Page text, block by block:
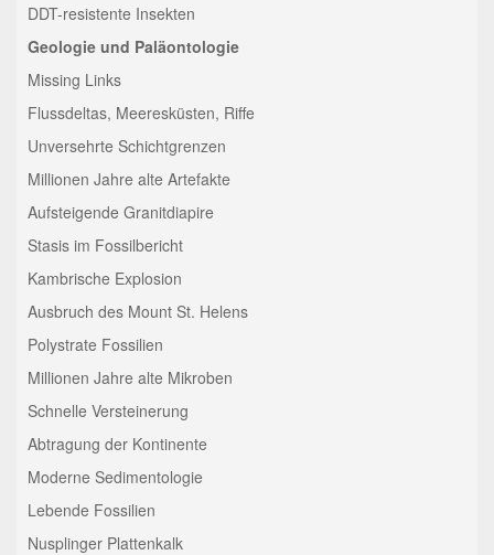
DDT-resistente Insekten
Geologie und Paläontologie
Missing Links
Flussdeltas, Meeresküsten, Riffe
Unversehrte Schichtgrenzen
Millionen Jahre alte Artefakte
Aufsteigende Granitdiapire
Stasis im Fossilbericht
Kambrische Explosion
Ausbruch des Mount St. Helens
Polystrate Fossilien
Millionen Jahre alte Mikroben
Schnelle Versteinerung
Abtragung der Kontinente
Moderne Sedimentologie
Lebende Fossilien
Nusplinger Plattenkalk